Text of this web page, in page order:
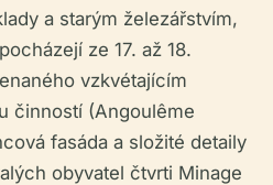
a starým železářstvím,
ze 17. až 18.
vzkvétajícím
činností (Angoulême
fasáda a složité detaily
obyvatel čtvrti Minage